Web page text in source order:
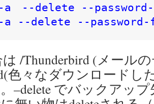
　--delete --
--delete --password-
/Thunderbird (メール
色々なダウンロードし
–delete でバックアッ